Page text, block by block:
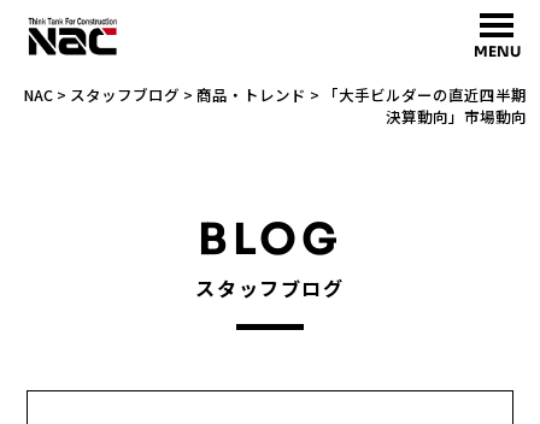
MENU
NAC> スタッフブログ > 商品・トレンド >
「大手ビルダーの直近四半期
決算動向」市場動向
BLOG
スタッフブログ